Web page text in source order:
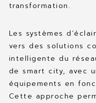
transformation.
Les systèmes
vers des solutions
intelligente du
de smart city, avec
équipements en
Cette approche